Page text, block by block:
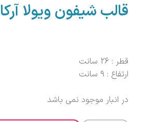
قالب شیفون ویولا آرکا
قطر : 26 سانت
ارتفاع : 9 سانت
در انبار موجود نمی باشد